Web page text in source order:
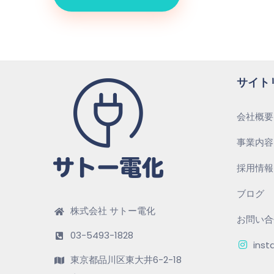
株式会社 サトー電化
03-5493-1828
東京都品川区東大井6-2-18
サイト
会社概要
事業内容
採用情報
ブログ
お問い